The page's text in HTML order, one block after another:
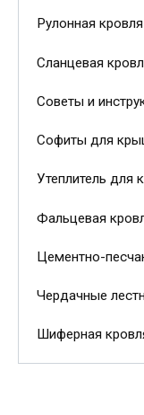
Рулонная кровля
Сланцевая
Советы и
Софиты для
Утеплитель для
Фальцевая
Цементно-
Чердачные
Шиферная